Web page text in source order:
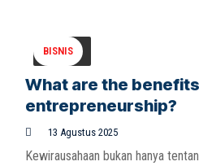
BISNIS
What are the
entrepreneurship?
13 Agustus 2025
Kewirausahaan bukan hanya